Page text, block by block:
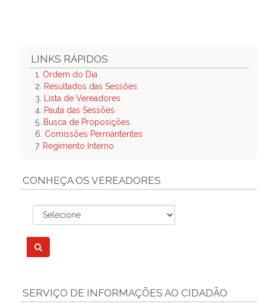
LINKS RÁPIDOS
1. Ordem do Dia
2.
Resultados das Sessões
3.
Lista de Vereadores
4. Pauta das Sessões
5. Busca de Proposições
6. Comissões Permantentes
7. Regimento Interno
CONHEÇA OS VEREADORES
SERVIÇO DE INFORMAÇÕES AO CIDADÃO